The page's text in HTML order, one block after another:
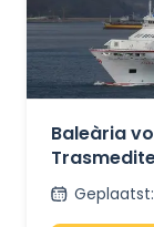
Baleària
Afrika
Geplaatst: